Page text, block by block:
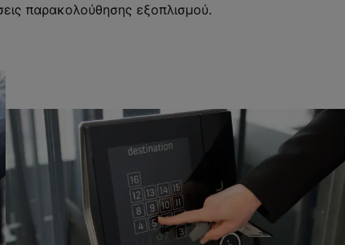
παρακολούθησης εξοπλισμού.